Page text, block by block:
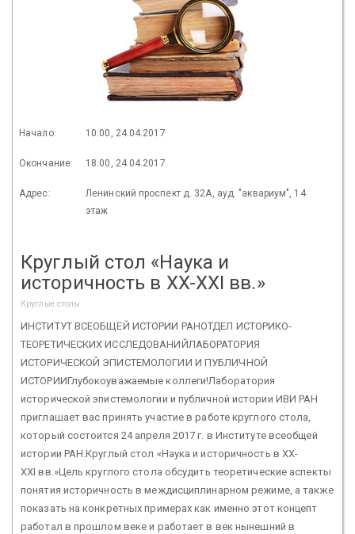
Начало: 10:00, 24.04.2017
Окончание: 18:00, 24.04.2017
Адрес:
Ленинский проспект д. 32А, ауд. "аквариум", 14
этаж
Круглый стол «Наука и
историчность в XX-XXI вв.»
Круглые столы
ИНСТИТУТ ВСЕОБЩЕЙ ИСТОРИИ РАНОТДЕЛ ИСТОРИКО-
ТЕОРЕТИЧЕСКИХ ИССЛЕДОВАНИЙЛАБОРАТОРИЯ
ИСТОРИЧЕСКОЙ ЭПИСТЕМОЛОГИИ И ПУБЛИЧНОЙ
ИСТОРИИГлубокоуважаемые коллеги!Лаборатория
исторической эпистемологии и публичной истории ИВИ РАН
приглашает вас принять участие в работе круглого стола,
который состоится 24 апреля 2017 г. в Институте всеобщей
истории РАН.Круглый стол «Наука и историчность в XX-
XXI вв.»Цель круглого стола обсудить теоретические аспекты
понятия историчность в междисциплинарном режиме, а также
показать на конкретных примерах как именно этот концепт
работал в прошлом веке и работает в век нынешний в